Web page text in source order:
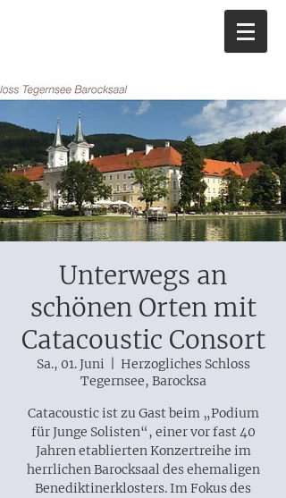
Unterwegs an
schönen Orten mit
Catacoustic Consort
Sa., 01. Juni
Herzogliches Schloss
Tegernsee, Barocksa
Catacoustic ist zu Gast beim „Podium
für Junge Solisten“, einer vor fast 40
Jahren etablierten Konzertreihe im
herrlichen Barocksaal des ehemaligen
Benediktinerklosters. Im Fokus des